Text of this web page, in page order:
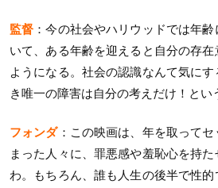
監督 ：今の社会やハリウッドでは年
いて、ある年齢を迎えると自分の存
ようになる。社会の認識なんて気に
き唯一の障害は自分の考えだけ！とい
フォンダ：この映画は、年を取って
まった人々に、罪悪感や羞恥心を持
わ。もちろん、誰も人生の後半で性